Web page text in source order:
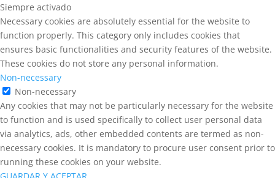
Siempre activado
Necessary cookies are absolutely essential for the website to
function properly. This category only includes cookies that
ensures basic functionalities and security features of the website.
These cookies do not store any personal information.
Non-necessary
Non-necessary
Any cookies that may not be particularly necessary for the website
to function and is used specifically to collect user personal data
via analytics, ads, other embedded contents are termed as non-
necessary cookies. It is mandatory to procure user consent prior to
running these cookies on your website.